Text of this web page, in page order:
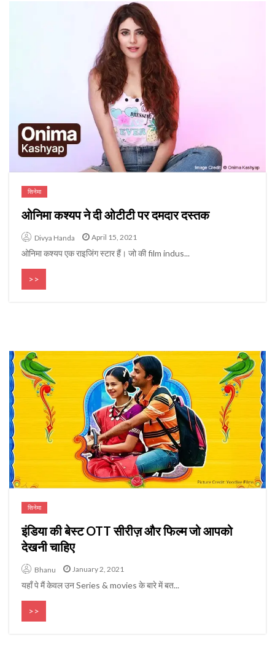
सिनेमा
ओनिमा कश्यप ने दी ओटीटी पर दमदार दस्तक
Divya Handa April 15, 2021
ओनिमा कश्यप एक राइजिंग स्टार हैं। जो की film indus...
>>
सिनेमा
इंडिया की बेस्ट OTT सीरीज़ और फिल्म जो आपको
देखनी चाहिए
Bhanu January 2, 2021
यहाँ पे मैं केवल उन Series & movies के बारे में बत...
>>